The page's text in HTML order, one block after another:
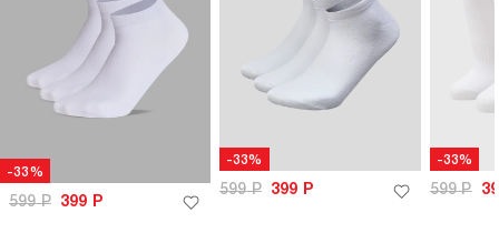
-33%
599Р 399 Р
-33%
599Р 399 Р
-33%
599Р